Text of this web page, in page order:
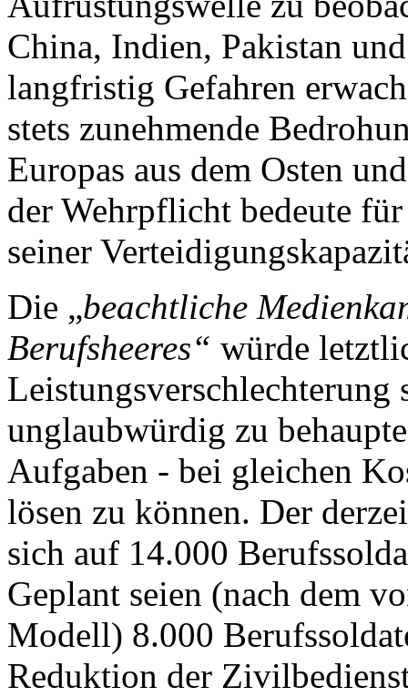
China, Indien, Pakistan
langfristig Gefahren
stets zunehmende
Europas aus dem Osten
der Wehrpflicht bedeute
seiner
Die „beachtliche
Berufsheeres“ würde
Leistungsverschlechterung
unglaubwürdig zu
Aufgaben - bei gleichen
lösen zu können. Der
sich auf 14.000
Geplant seien (nach dem
Modell) 8.000
Reduktion der